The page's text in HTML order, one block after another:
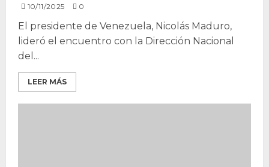
10/11/2025 0
El presidente de Venezuela, Nicolás Maduro,
lideró el encuentro con la Dirección Nacional
del...
LEER MÁS